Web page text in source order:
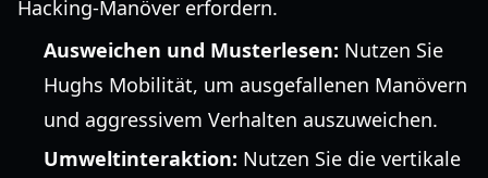
Hacking-Manöver erfordern.
Ausweichen und Musterlesen: Nutzen Sie
Hughs Mobilität, um ausgefallenen Manövern
und aggressivem Verhalten auszuweichen.
Umweltinteraktion: Nutzen Sie die vertikale